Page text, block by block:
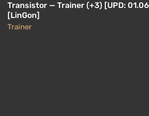
Transistor — Trainer (+3) [UPD:
[LinGon]
Trainer